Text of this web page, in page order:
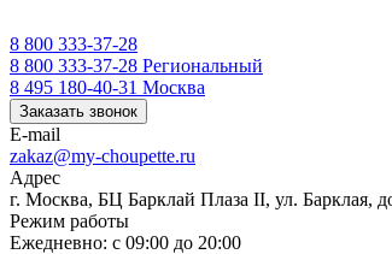
8 800 333-37-28
8 800 333-37-28 Региональный
8 495 180-40-31 Москва
Заказать звонок
E-mail
zakaz@my-choupette.ru
Адрес
г. Москва, БЦ Барклай Плаза II, ул. Барклая,
Режим работы
Ежедневно: с 09:00 до 20:00